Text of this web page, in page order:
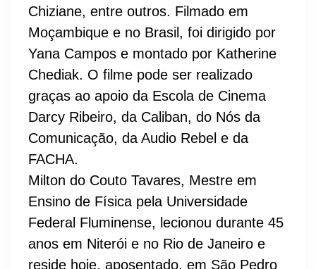
Chiziane, entre outros. Filmado em
Moçambique e no Brasil, foi dirigido por
Yana Campos e montado por Katherine
Chediak. O filme pode ser realizado
graças ao apoio da Escola de Cinema
Darcy Ribeiro, da Caliban, do Nós da
Comunicação, da Audio Rebel e da
FACHA.
Milton do Couto Tavares, Mestre em
Ensino de Física pela Universidade
Federal Fluminense, lecionou durante 45
anos em Niterói e no Rio de Janeiro e
reside hoje, aposentado, em São Pedro